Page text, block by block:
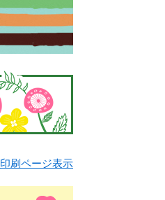
印刷ページ表示